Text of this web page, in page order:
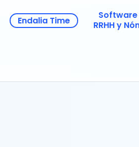
Endalia Time
Software
RRHH y